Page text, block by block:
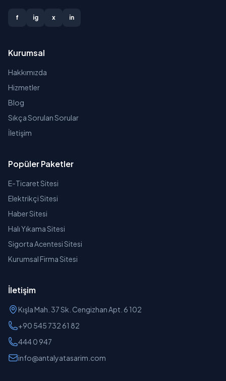
f ig x in
Kurumsal
Hakkımızda
Hizmetler
Blog
Sıkça Sorulan Sorular
İletişim
Popüler Paketler
E-Ticaret Sitesi
Elektrikçi Sitesi
Haber Sitesi
Halı Yıkama Sitesi
Sigorta Acentesi Sitesi
Kurumsal Firma Sitesi
İletişim
Kışla Mah. 37 Sk. Cengizhan Apt. 6 102
+90 545 732 61 82
444 0 947
info@antalyatasarim.com